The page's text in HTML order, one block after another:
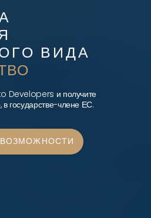
ВИДА
Developers и получите
государстве-члене ЕС.